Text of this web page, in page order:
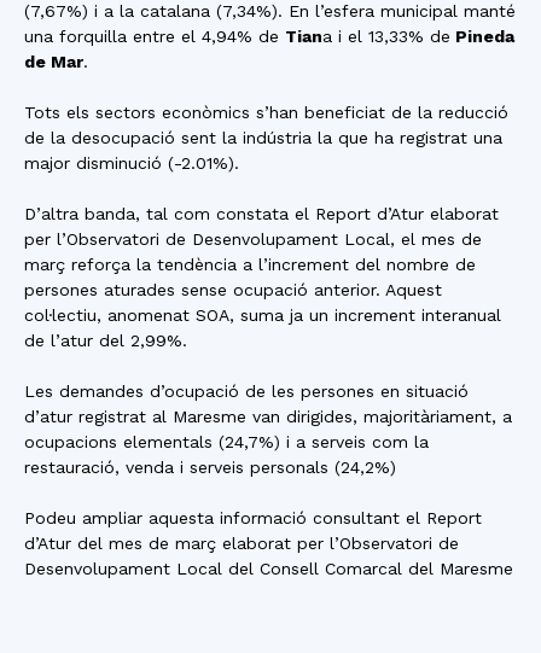
(7,67%) i a la catalana (7,34%). En l’esfera municipal manté
una forquilla entre el 4,94% de Tiana i el 13,33% de Pineda
de Mar.
Tots els sectors econòmics s’han beneficiat de la reducció
de la desocupació sent la indústria la que ha registrat una
major disminució (-2.01%).
D’altra banda, tal com constata el Report d’Atur elaborat
per l’Observatori de Desenvolupament Local, el mes de
març reforça la tendència a l’increment del nombre de
persones aturades sense ocupació anterior. Aquest
col·lectiu, anomenat SOA, suma ja un increment interanual
de l’atur del 2,99%.
Les demandes d’ocupació de les persones en situació
d’atur registrat al Maresme van dirigides, majoritàriament, a
ocupacions elementals (24,7%) i a serveis com la
restauració, venda i serveis personals (24,2%)
Podeu ampliar aquesta informació consultant el Report
d’Atur del mes de març elaborat per l’Observatori de
Desenvolupament Local del Consell Comarcal del Maresme